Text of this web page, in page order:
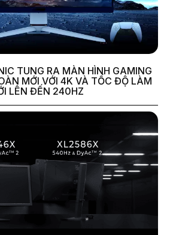
TUNG RA MÀN HÌNH GAMING
MỚI VỚI 4K VÀ TỐC ĐỘ LÀM
LÊN ĐẾN 240HZ